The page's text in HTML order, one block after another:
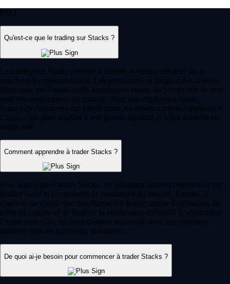
FAQ
Qu'est-ce que le trading sur Stacks ?
Le trading sur Stacks consiste à acheter et vendre cet actif sur le
marché des cryptomonnaies. Les participants échangent des devises
fiduciaires ou d'autres actifs numériques contre du Stacks afin de tirer
parti des mouvements du marché. Pour une expérience fluide,
beaucoup choisissent des plateformes reconnues comme l'application
Crypto.com pour accéder à une grande liquidité et à des données en
temps réel.
Comment apprendre à trader Stacks ?
Pour apprendre à trader Stacks, les débutants doivent commencer par
étudier l'actif et comprendre la dynamique du marché. Ensuite, il
convient de choisir une plateforme d'échange simple d'utilisation, de
créer un compte et de finaliser la vérification d'identité. L'application
Crypto.com offre un point d'entrée accessible avec une interface
intuitive pour les nouveaux utilisateurs.
De quoi ai-je besoin pour commencer à trader Stacks ?